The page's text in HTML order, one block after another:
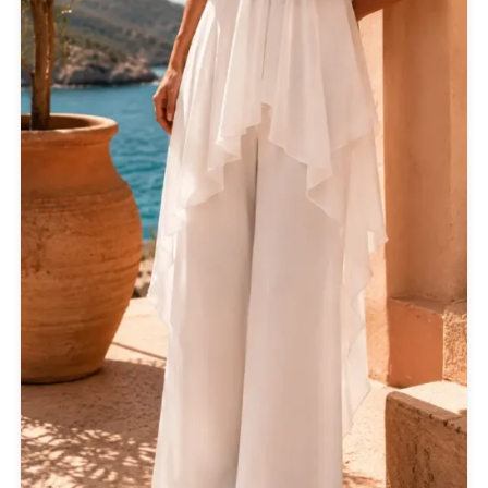
REEBOK
See the Sea
Set
SUPERDRY
Swing
U.S. POLO ASSN
Uncategorized
Αγαλματίδια - Statuettes
Βαλίτσες
Βραχιόλια
Γάμος-Βάπτιση
Γιλέκο
Γλυπτική - Sculpture